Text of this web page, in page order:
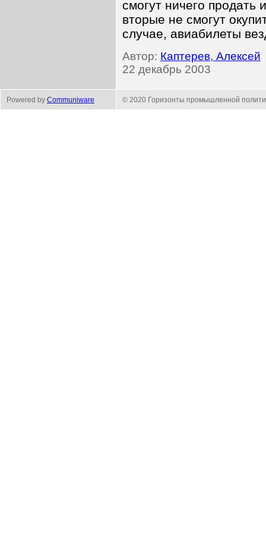
смогут ничего продать
вторые не смогут
случае, авиабилеты
Автор: Каптерев, Алексей
22 декабрь 2003
Powered by Communiware © 2020 Горизонты промышленной